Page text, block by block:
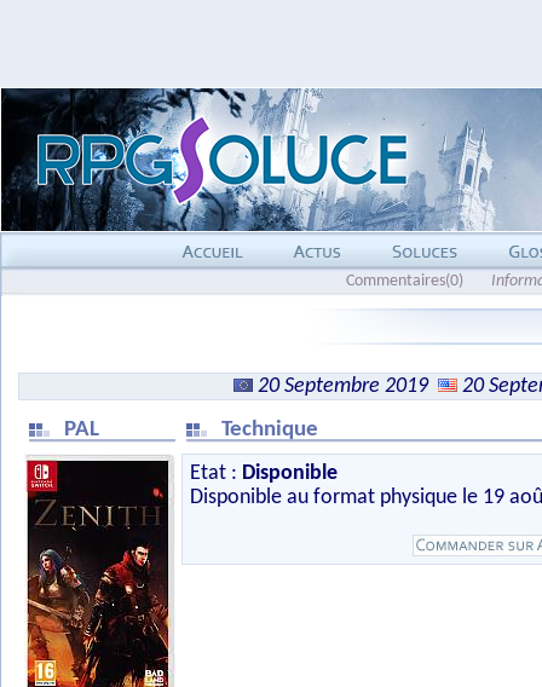
Commentaires(0)
20 Septembre 2019
20
PAL
Technique
Etat : Disponible
Disponible au format physique le 19